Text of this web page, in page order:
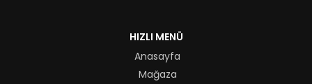
HIZLI MENÜ
Anasayfa
Mağaza